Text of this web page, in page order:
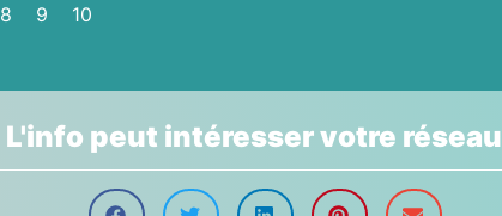
8 9 10
L'info peut intéresser votre